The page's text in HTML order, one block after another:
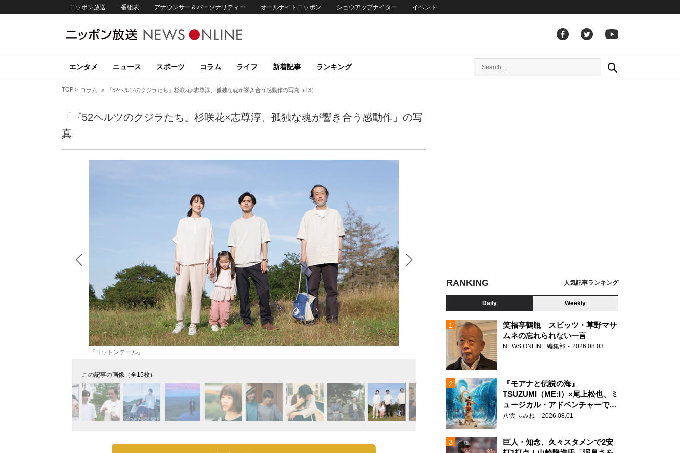
ニッポン放送 番組表 アナウンサー＆パーソナリティー オールナイトニッポン ショウアップナイター イベント
エンタメ ニュース スポーツ コラム ライフ 新着記事 ランキング
TOP コラム 『52ヘルツのクジラたち』杉咲花×志尊淳、孤独な魂が響き合う感動作の写真（13）
「『52ヘルツのクジラたち』杉咲花×志尊淳、孤独な魂が響き合う感動作」の写
真
『コットンテール』 『コットンテール』
この記事の画像（全15枚）
RANKING 人気記事ランキング
Daily Weekly
笑福亭鶴瓶 スピッツ・草野マサ
ムネの忘れられない一言
NEWS ONLINE 編集部 2026.08.03
『モアナと伝説の海』
TSUZUMI（ME:I）×尾上松也、ミ
ュージカル・アドベンチャーで美
声を響かせる
八雲 ふみね 2026.08.01
巨人・知念、久々スタメンで2安